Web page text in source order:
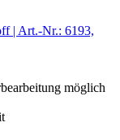
| Art.-Nr.: 6193,
möglich